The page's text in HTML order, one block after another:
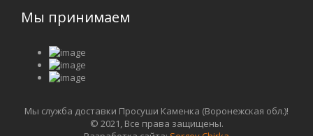
Мы принимаем
Мы служба доставки Просуши Каменка (Воронежская обл.)!
© 2021, Все права защищены.